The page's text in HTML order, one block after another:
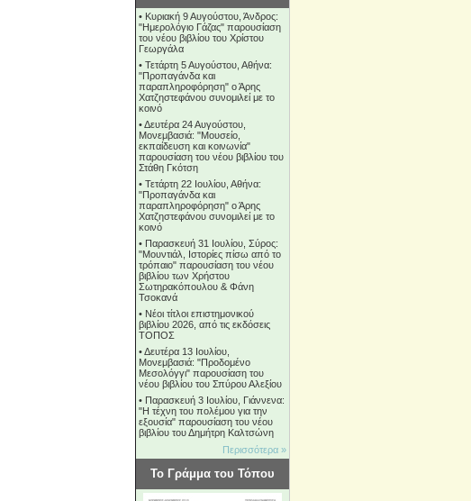
• Κυριακή 9 Αυγούστου, Άνδρος:
"Ημερολόγιο Γάζας" παρουσίαση
του νέου βιβλίου του Χρίστου
Γεωργάλα
• Τετάρτη 5 Αυγούστου, Αθήνα:
"Προπαγάνδα και
παραπληροφόρηση" ο Άρης
Χατζηστεφάνου συνομιλεί με το
κοινό
•Δευτέρα 24 Αυγούστου,
Μονεμβασιά: "Μουσείο,
εκπαίδευση και κοινωνία"
παρουσίαση του νέου βιβλίου του
Στάθη Γκότση
• Τετάρτη 22 Ιουλίου, Αθήνα:
"Προπαγάνδα και
παραπληροφόρηση" ο Άρης
Χατζηστεφάνου συνομιλεί με το
κοινό
• Παρασκευή 31 Ιουλίου, Σύρος:
"Μουντιάλ, Ιστορίες πίσω από το
τρόπαιο" παρουσίαση του νέου
βιβλίου των Χρήστου
Σωτηρακόπουλου & Φάνη
Τσοκανά
• Νέοι τίτλοι επιστημονικού
βιβλίου 2026, από τις εκδόσεις
ΤΟΠΟΣ
•Δευτέρα 13 Ιουλίου,
Μονεμβασιά: "Προδομένο
Μεσολόγγι" παρουσίαση του
νέου βιβλίου του Σπύρου Αλεξίου
• Παρασκευή 3 Ιουλίου, Γιάννενα:
"Η τέχνη του πολέμου για την
εξουσία" παρουσίαση του νέου
βιβλίου του Δημήτρη Καλτσώνη
Περισσότερα »
Το Γράμμα του Τόπου